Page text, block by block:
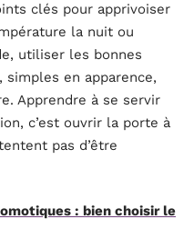
clés pour apprivoiser
la nuit ou
utiliser les bonnes
simples en apparence,
Apprendre à se servir
c’est ouvrir la porte à
pas d’être
: bien choisir le